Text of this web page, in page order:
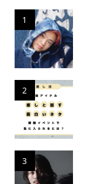
1
2
3